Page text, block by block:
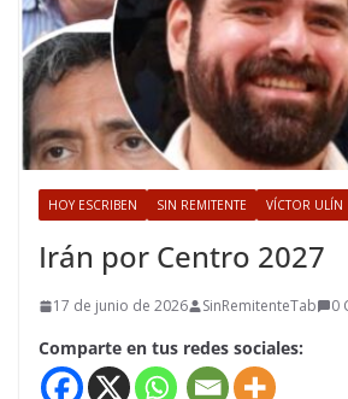
HOY ESCRIBEN SIN REMITENTE VÍCTOR ULÍN
Irán por Centro 2027
17 de junio de 2026 SinRemitenteTab 0
Comparte en tus redes sociales: